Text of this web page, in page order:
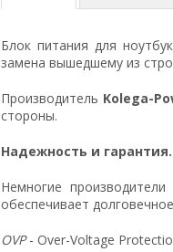
Блок питания для
замена вышедшему из
Производитель Kolega-
стороны.
Надежность и гарантия.
Немногие
обеспечивает
OVP- Over-Voltage